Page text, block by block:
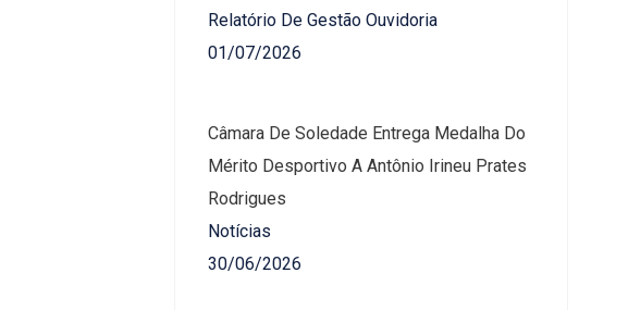
Relatório De Gestão Ouvidoria
01/07/2026
Câmara De Soledade Entrega Medalha Do
Mérito Desportivo A Antônio Irineu Prates
Rodrigues
Notícias
30/06/2026